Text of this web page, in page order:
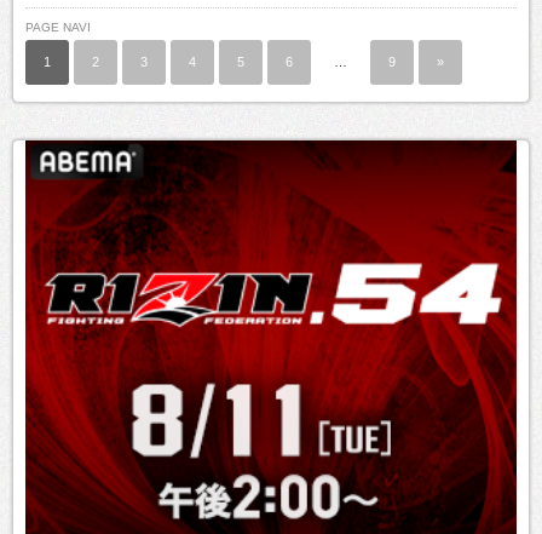
PAGE NAVI
1 2 3 4 5 6 9 »